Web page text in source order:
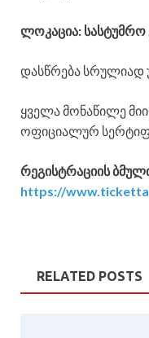
ლოკაცია:
დასწრება სრულიად
ყველა მონაწილე
ოფიციალურ
რეგისტრაციის
https://
RELATED POSTS